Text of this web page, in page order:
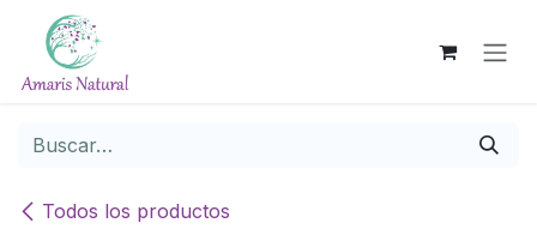
Ir al contenido
Todos los productos